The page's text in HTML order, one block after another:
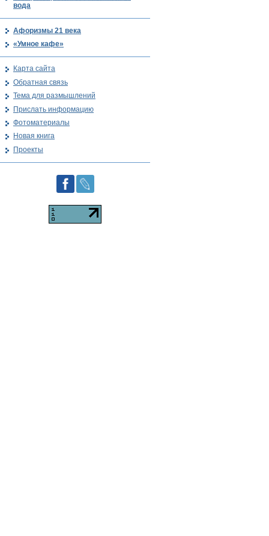
вода
Афоризмы 21 века
«Умное кафе»
Карта сайта
Обратная связь
Тема для размышлений
Прислать информацию
Фотоматериалы
Новая книга
Проекты